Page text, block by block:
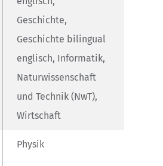
Geschichte,
Geschichte bilingual
englisch, Informatik,
Naturwissenschaft
und Technik (NwT),
Wirtschaft
Physik